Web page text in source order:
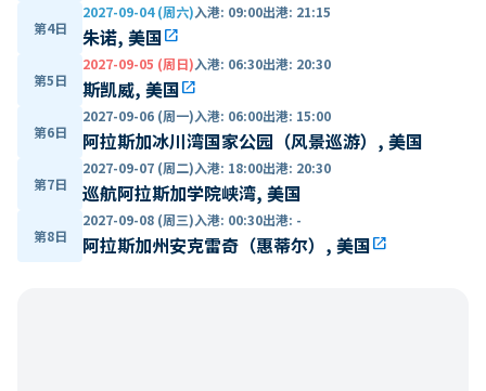
第4日
2027-09-04 (周六)入港: 09:00出港: 21:15
朱诺, 美国open_in_new
第5日
2027-09-05 (周日)入港: 06:30出港: 20:30
斯凯威, 美国open_in_new
第6日
2027-09-06 (周一)入港: 06:00出港: 15:00
阿拉斯加冰川湾国家公园（风景巡游）, 美国
第7日
2027-09-07 (周二)入港: 18:00出港: 20:30
巡航阿拉斯加学院峡湾, 美国
第8日
2027-09-08 (周三)入港: 00:30出港: -
阿拉斯加州安克雷奇（惠蒂尔）, 美国open_in_new